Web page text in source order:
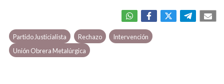
Partido Justicialista Rechazo
Intervención
Unión Obrera Metalúrgica